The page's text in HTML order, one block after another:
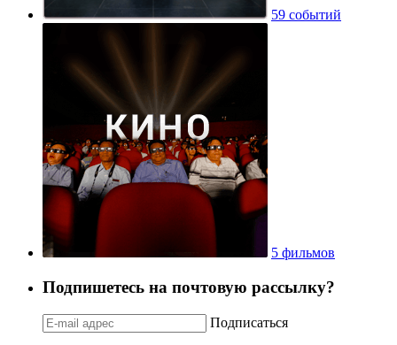
59 событий
5 фильмов
Подпишетесь на почтовую рассылку?
Подписаться